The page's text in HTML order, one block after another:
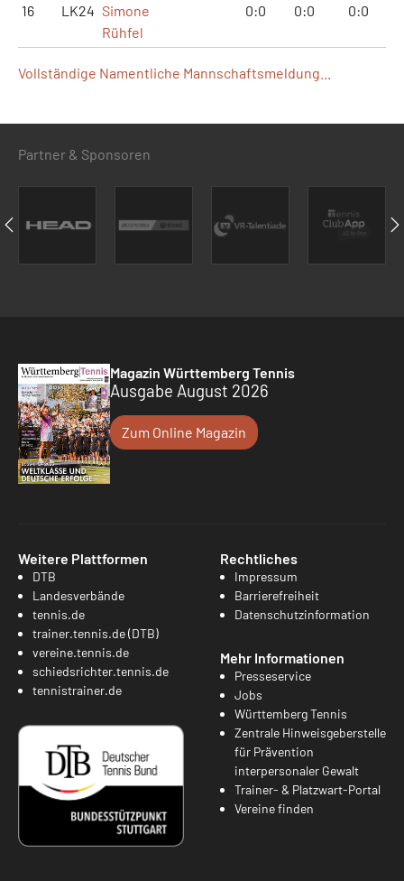
16 LK24 Simone
Rühfel
0:0 0:0 0:0
Vollständige Namentliche Mannschaftsmeldung...
Partner & Sponsoren
Magazin Württemberg Tennis
Ausgabe August 2026
Zum Online Magazin
Weitere Plattformen
DTB
Landesverbände
tennis.de
trainer.tennis.de (DTB)
vereine.tennis.de
schiedsrichter.tennis.de
tennistrainer.de
Rechtliches
Impressum
Barrierefreiheit
Datenschutzinformation
Mehr Informationen
Presseservice
Jobs
Württemberg Tennis
Zentrale Hinweisgeberstelle
für Prävention
interpersonaler Gewalt
Trainer- & Platzwart-Portal
Vereine finden